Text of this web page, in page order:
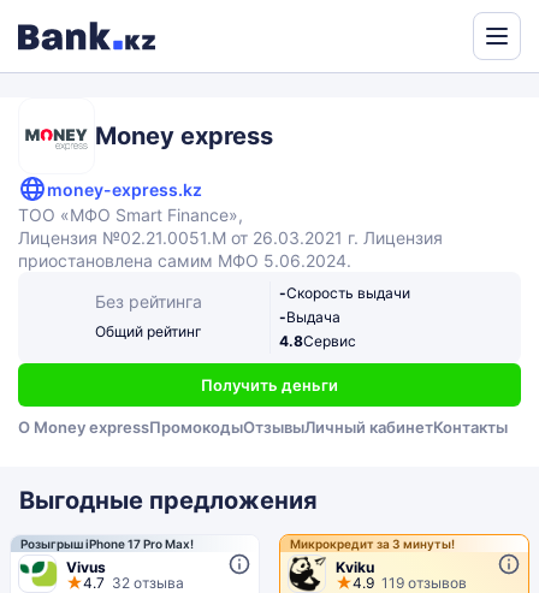
Money express
money-express.kz
ТОО «МФО Smart Finance»,
Лицензия №02.21.0051.М от 26.03.2021 г. Лицензия
приостановлена самим МФО 5.06.2024.
Без рейтинга
Общий рейтинг
-Скорость выдачи
-Выдача
4.8Сервис
Получить деньги
О Money expressПромокодыОтзывыЛичный кабинетКонтакты
Выгодные предложения
Розыгрыш iPhone 17 Pro Max!
Vivus
4.7 32 отзыва
Микрокредит за 3 минуты!
Kviku
4.9 119 отзывов